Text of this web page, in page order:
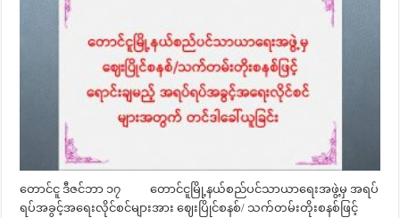
တောင်ငူ ဒီဇင်ဘာ ၁၇ တောင်ငူမြို့နယ်စည်ပင်သာယာရေးအဖွဲ့မှ အရပ်
ရပ်အခွင့်အရေးလိုင်စင်များအား ဈေးပြိုင်စနစ်/ သက်တမ်းတိုးစနစ်ဖြင့်